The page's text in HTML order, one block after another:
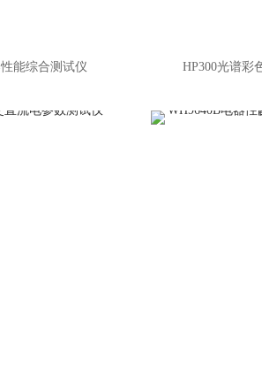
能综合测试仪 HP300光谱彩